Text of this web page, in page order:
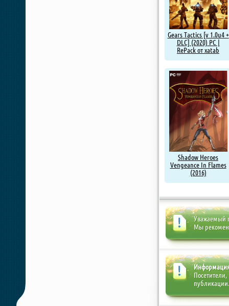
Gears Tactics [v 1.0u4 +
DLC] (2020) PC |
RePack от xatab
Shadow Heroes
Vengeance In Flames
(2016)
Уважаемый
Мы
публикации.